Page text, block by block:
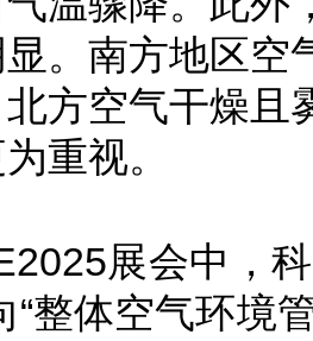
。南方地区空
方空气干燥且
重视。
展会中，
“整体空气环境